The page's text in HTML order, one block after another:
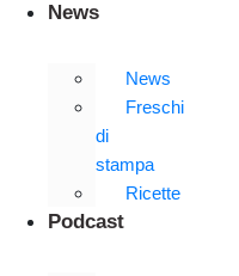
News
News
Freschi
di
stampa
Ricette
Podcast